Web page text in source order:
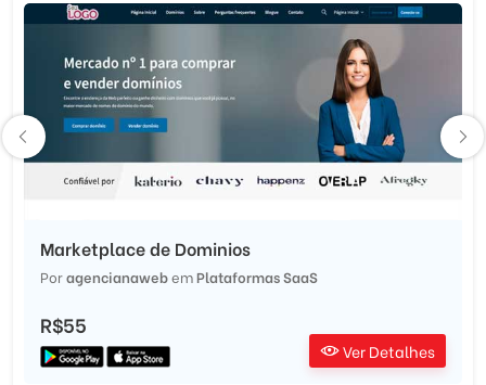
Marketplace de Dominios
PoragencianawebemPlataformas SaaS
R$55
Ver Detalhes